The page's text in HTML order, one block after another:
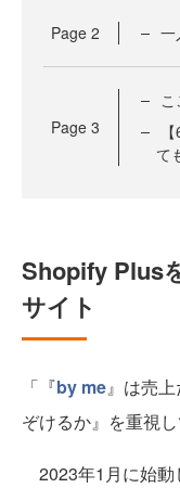
Page 2 一
Page 3
こ
て
Shopify Plus
サイト
「『by me』は売
ぞけるか』を重視し
2023年1月に始動